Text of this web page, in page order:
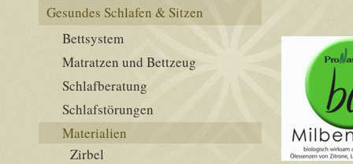
Gesundes Schlafen & Sitzen
Bettsystem
Matratzen und Bettzeug
Schlafberatung
Schlafstörungen
Materialien
Zirbel